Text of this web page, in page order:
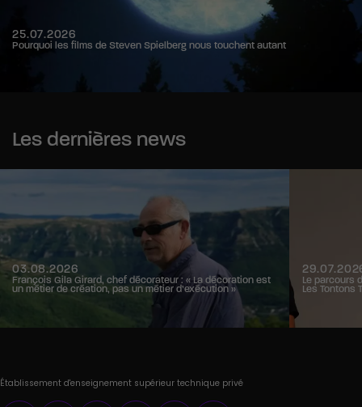
25.07.2026
Pourquoi les films de Steven Spielberg nous touchent autant
Les dernières news
03.08.2026
François Gila Girard, chef décorateur : « La décoration est
un métier de création, pas un métier d’exécution »
Le parcours
Les Tontons
Établissement d'enseignement supérieur technique privé